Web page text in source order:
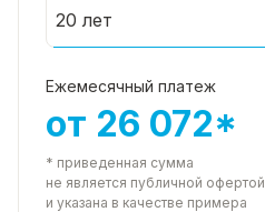
Ежемесячный платеж
от 26 072*
* приведенная сумма
не является публичной офертой
и указана в качестве примера